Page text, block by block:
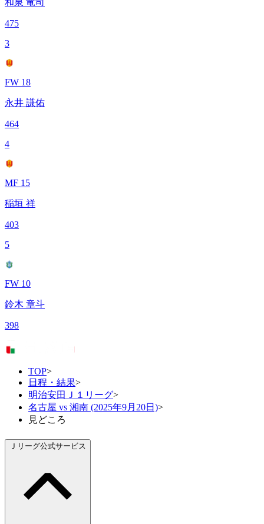
和泉 竜司
475
3
FW 18
永井 謙佑
464
4
MF 15
稲垣 祥
403
5
FW 10
鈴木 章斗
398
TOP>
日程・結果>
明治安田Ｊ１リーグ>
名古屋 vs 湘南 (2025年9月20日)>
見どころ
Ｊリーグ公式サービス